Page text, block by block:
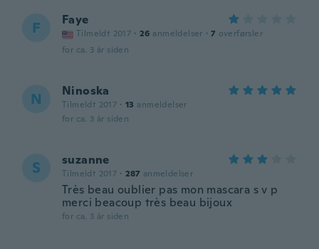
F Faye
Tilmeldt 2017 · 26 anmeldelser · 7 overførsler
for ca. 3 år siden
N Ninoska
Tilmeldt 2017 · 13 anmeldelser
for ca. 3 år siden
S suzanne
Tilmeldt 2017 · 287 anmeldelser
Très beau oublier pas mon mascara s v p
merci beacoup très beau bijoux
for ca. 3 år siden